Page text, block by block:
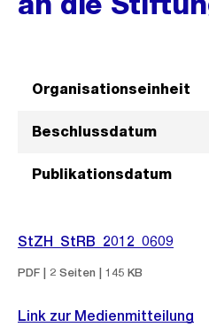
Organisationseinheit
Beschlussdatum
Publikationsdatum
StZH_StRB_2012_0609
PDF | 2 Seiten | 145 KB
Link zur Medienmitteilung